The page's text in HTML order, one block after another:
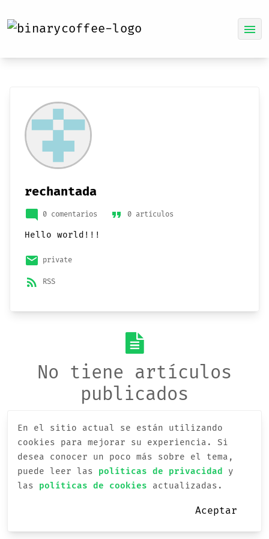
menu
rechantada
mode_comment 0 comentarios format_quote 0 artículos
Hello world!!!
email private
rss_feed RSS
No tiene artículos
publicados
En el sitio actual se están utilizando
cookies para mejorar su experiencia.
Si
desea conocer un poco más sobre el tema,
puede leer las políticas de privacidad
y
las políticas de cookies actualizadas.
Aceptar